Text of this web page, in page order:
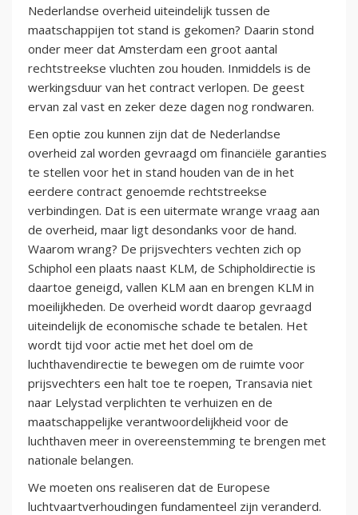
Nederlandse overheid uiteindelijk tussen de
maatschappijen tot stand is gekomen? Daarin stond
onder meer dat Amsterdam een groot aantal
rechtstreekse vluchten zou houden. Inmiddels is de
werkingsduur van het contract verlopen. De geest
ervan zal vast en zeker deze dagen nog rondwaren.
Een optie zou kunnen zijn dat de Nederlandse
overheid zal worden gevraagd om financiële garanties
te stellen voor het in stand houden van de in het
eerdere contract genoemde rechtstreekse
verbindingen. Dat is een uitermate wrange vraag aan
de overheid, maar ligt desondanks voor de hand.
Waarom wrang? De prijsvechters vechten zich op
Schiphol een plaats naast KLM, de Schipholdirectie is
daartoe geneigd, vallen KLM aan en brengen KLM in
moeilijkheden. De overheid wordt daarop gevraagd
uiteindelijk de economische schade te betalen. Het
wordt tijd voor actie met het doel om de
luchthavendirectie te bewegen om de ruimte voor
prijsvechters een halt toe te roepen, Transavia niet
naar Lelystad verplichten te verhuizen en de
maatschappelijke verantwoordelijkheid voor de
luchthaven meer in overeenstemming te brengen met
nationale belangen.
We moeten ons realiseren dat de Europese
luchtvaartverhoudingen fundamenteel zijn veranderd.